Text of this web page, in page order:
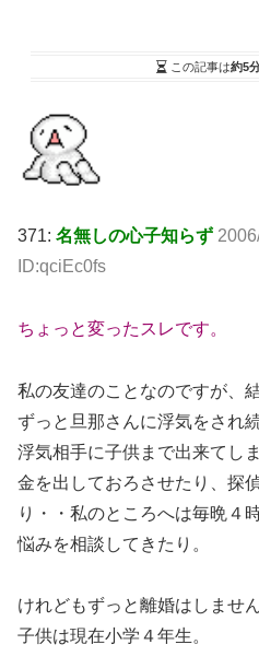
この記事は約5
371: 名無しの心子知らず
ID:qciEc0fs
ちょっと変ったスレです。
私の友達のことなのですが、
ずっと旦那さんに浮気をされ
浮気相手に子供まで出来てし
金を出しておろさせたり、探
り・・私のところへは毎晩４
悩みを相談してきたり。
けれどもずっと離婚はしませ
子供は現在小学４年生。